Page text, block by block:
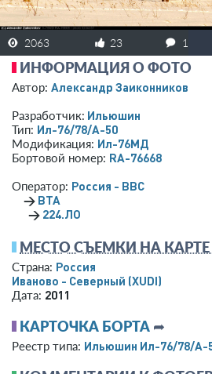
2063 23 1
ИНФОРМАЦИЯ О ФОТО
Автор: Александр Заиконников
Разработчик: Ильюшин
Тип: Ил-76/78/А-50
Модификация: Ил-76МД
Бортовой номер: RA-76668
Оператор: Россия - ВВС
→ ВТА
→ 224.ЛО
МЕСТО СЪЕМКИ НА КАРТЕ
Страна: Россия
Иваново - Северный (XUDI)
Дата: 2011
КАРТОЧКА БОРТА ➦
Реестр типа: Ильюшин Ил-76/78/А-